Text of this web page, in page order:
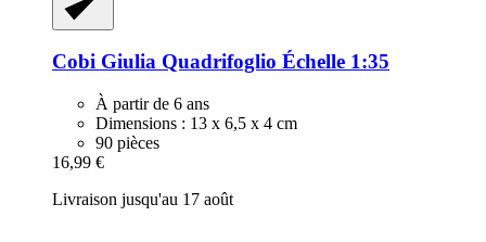
Cobi Giulia Quadrifoglio Échelle 1:35
À partir de 6 ans
Dimensions : 13 x 6,5 x 4 cm
90 pièces
16,99 €
Livraison jusqu'au 17 août